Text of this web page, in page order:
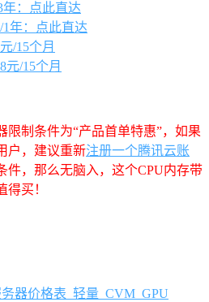
年：点此直达
1年：点此直达
/15个月
元/15个月
限制条件为“产品首单特惠”，如果
户，建议重新注册一个腾讯云账
件，那么无脑入，这个CPU内存带
买！
器价格表_轻量_CVM_GPU